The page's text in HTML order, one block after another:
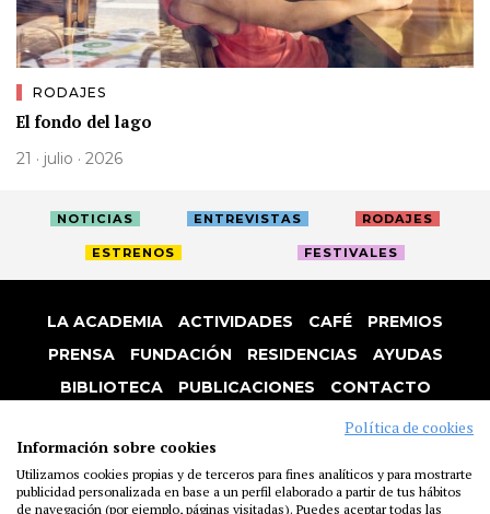
RODAJES
El fondo del lago
21 · julio · 2026
NOTICIAS ENTREVISTAS RODAJES
ESTRENOS FESTIVALES
LA ACADEMIA ACTIVIDADES CAFÉ
PREMIOS
PRENSA
FUNDACIÓN RESIDENCIAS
AYUDAS
BIBLIOTECA
PUBLICACIONES
CONTACTO
COOKIES
Política de cookies
Información sobre cookies
Utilizamos cookies propias y de terceros para fines analíticos y para mostrarte
publicidad personalizada en base a un perfil elaborado a partir de tus hábitos
de navegación (por ejemplo, páginas visitadas). Puedes aceptar todas las